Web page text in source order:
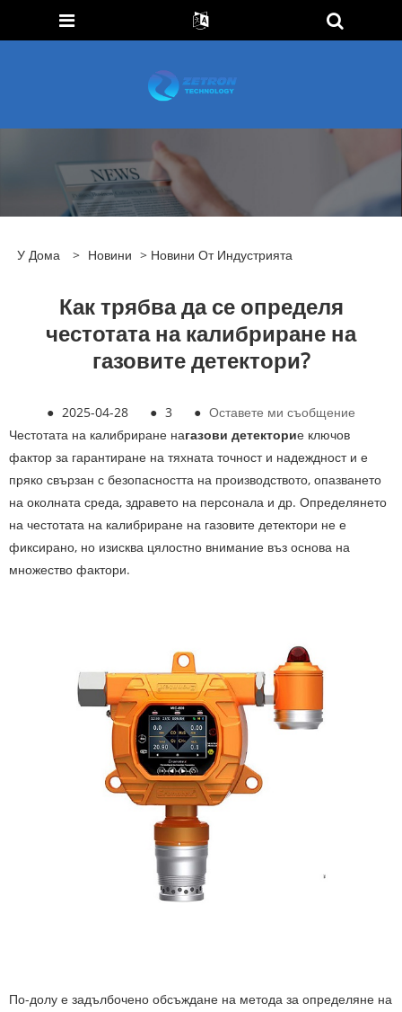
У Дома > Новини > Новини От Индустрията
Как трябва да се определя
честотата на калибриране на
газовите детектори?
● 2025-04-28 ● 3 ● Оставете ми съобщение
Честотата на калибриране нагазови детекторие ключов
фактор за гарантиране на тяхната точност и надеждност и е
пряко свързан с безопасността на производството, опазването
на околната среда, здравето на персонала и др. Определянето
на честотата на калибриране на газовите детектори не е
фиксирано, но изисква цялостно внимание въз основа на
множество фактори.
По-долу е задълбочено обсъждане на метода за определяне на